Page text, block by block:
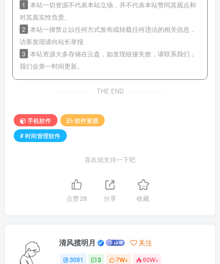
1
本站一切资源不代表本站立场，并不代表本站赞同其观点和
对其真实性负责。
2 本站一律禁止以任何方式发布或转载任何违法的相关信息，
访客发现请向站长举报
3 本站资源大多存储在云盘，如发现链接失效，请联系我们，
我们会第一时间更新。
THE END
手机软件
软件资源
# 时间管理软件
喜欢就支持一下吧
点赞28 分享 收藏
清风揽明月 关注
3091 3 7W+ 60W+